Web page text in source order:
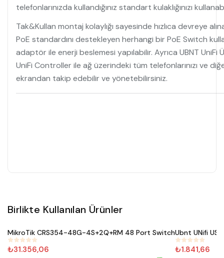
telefonlarınızda kullandığınız standart kulaklığınızı
Tak&Kullan montaj kolaylığı sayesinde hızlıca devreye
PoE standardını destekleyen herhangi bir PoE Switch
adaptör ile enerji beslemesi yapılabilir. Ayrıca UBNT UniFi
UniFi Controller ile ağ üzerindeki tüm telefonlarınızı ve
ekrandan takip edebilir ve yönetebilirsiniz.
Birlikte Kullanılan Ürünler
#284
Satın Al
MikroTik CRS354-48G-4S+2Q+RM 48 Port Switch
₺31.356,06
#324
Ubnt UNifi
₺1.841,66